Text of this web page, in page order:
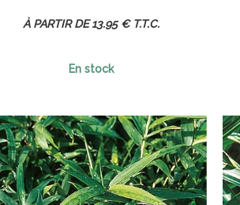
13.95 € T.T.C.
En stock